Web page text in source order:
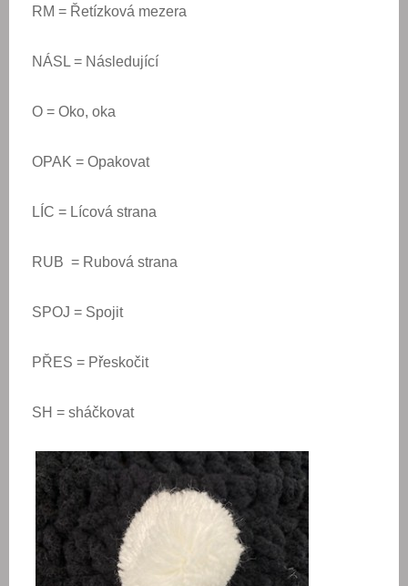
RM = Řetízková mezera
NÁSL = Následující
O = Oko, oka
OPAK = Opakovat
LÍC = Lícová strana
RUB = Rubová strana
SPOJ = Spojit
PŘES = Přeskočit
SH = sháčkovat